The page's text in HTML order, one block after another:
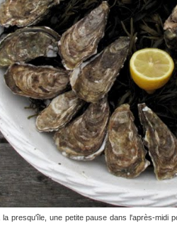
presqu'île, une petite pause dans l'après-midi